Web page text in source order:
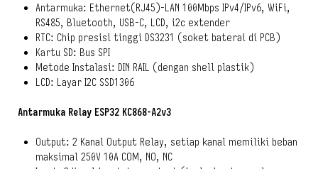
Antarmuka: Ethernet(RJ45)-LAN 100Mbps IPv4/IPv6, WiFi,
RS485, Bluetooth, USB-C, LCD, i2c extender
RTC: Chip presisi tinggi DS3231 (soket baterai di PCB)
Kartu SD: Bus SPI
Metode Instalasi: DIN RAIL (dengan shell plastik)
LCD: Layar I2C SSD1306
Antarmuka Relay ESP32 KC868-A2v3
Output: 2 Kanal Output Relay, setiap kanal memiliki beban
maksimal 250V 10A COM, NO, NC